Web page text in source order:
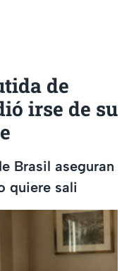
de
irse de su
Brasil aseguran
quiere sali